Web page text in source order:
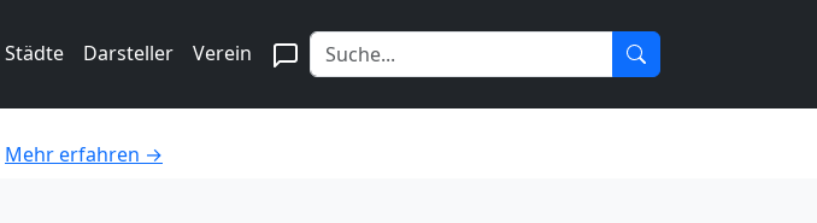
Städte Darsteller Verein
Mehr erfahren →